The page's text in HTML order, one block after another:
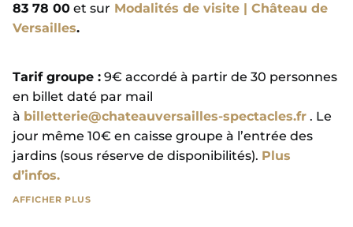
83 78 00 et sur Modalités de visite | Château de
Versailles.
Tarif groupe : 9€ accordé à partir de 30 personnes
en billet daté par mail
à billetterie@chateauversailles-spectacles.fr . Le
jour même 10€ en caisse groupe à l’entrée des
jardins (sous réserve de disponibilités). Plus
d’infos.
AFFICHER PLUS